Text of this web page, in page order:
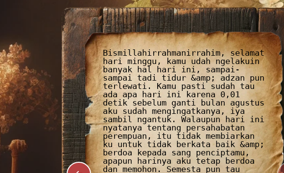
Bismillahirrahmanirrahim, selamat
hari minggu, kamu udah ngelakuin
banyak hal hari ini, sampai-
sampai tadi tidur &amp; adzan pun
terlewati. Kamu pasti sudah tau
ada apa hari ini karena 0,01
detik sebelum ganti bulan agustus
aku sudah mengingatkanya, iya
sambil ngantuk. Walaupun hari ini
nyatanya tentang persahabatan
perempuan, itu tidak membiarkan
ku untuk tidak berkata baik &amp;
berdoa kepada sang penciptamu,
apapun harinya aku tetap berdoa
dan memohon. Semesta pun tau